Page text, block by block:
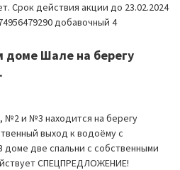
Срок действия акции до 23.02.2024
добавочный 4
доме Шале на берегу
и №3 находится на берегу
выход к водоёму с
две спальни с собственными
СПЕЦПРЕДЛОЖЕНИЕ!